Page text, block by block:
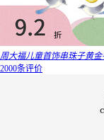
周大福儿童首饰串珠子黄金
2000条评价